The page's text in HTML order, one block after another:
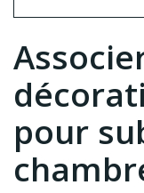
pour